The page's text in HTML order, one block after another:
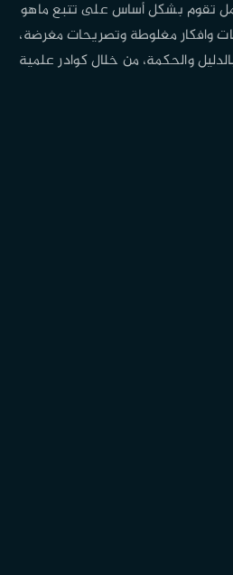
تقوم بشكل أساس على تتبع ماهو
وافكار مغلوطة وتصريحات مغرضة،
والحكمة، من خلال كوادر علمية